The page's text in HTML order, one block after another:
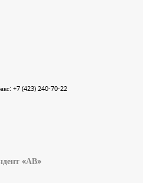
+7 (423) 240-70-22
«АВ»